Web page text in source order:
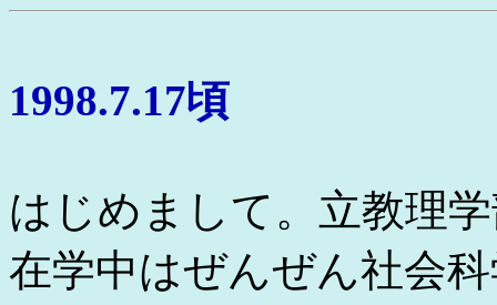
1998.7.17頃
はじめまして。立教理
在学中はぜんぜん社会